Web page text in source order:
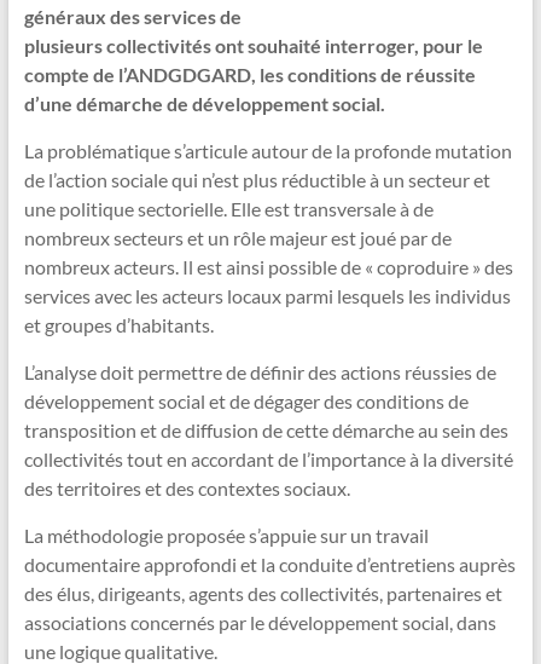
généraux des services de
plusieurs collectivités ont souhaité interroger, pour le
compte de l’ANDGDGARD, les conditions de réussite
d’une démarche de développement social.
La problématique s’articule autour de la profonde mutation
de l’action sociale qui n’est plus réductible à un secteur et
une politique sectorielle. Elle est transversale à de
nombreux secteurs et un rôle majeur est joué par de
nombreux acteurs. Il est ainsi possible de « coproduire » des
services avec les acteurs locaux parmi lesquels les individus
et groupes d’habitants.
L’analyse doit permettre de définir des actions réussies de
développement social et de dégager des conditions de
transposition et de diffusion de cette démarche au sein des
collectivités tout en accordant de l’importance à la diversité
des territoires et des contextes sociaux.
La méthodologie proposée s’appuie sur un travail
documentaire approfondi et la conduite d’entretiens auprès
des élus, dirigeants, agents des collectivités, partenaires et
associations concernés par le développement social, dans
une logique qualitative.